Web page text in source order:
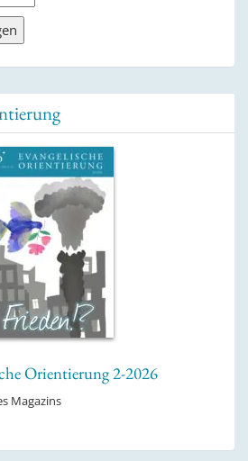
Orientierung 2-2026
Magazins